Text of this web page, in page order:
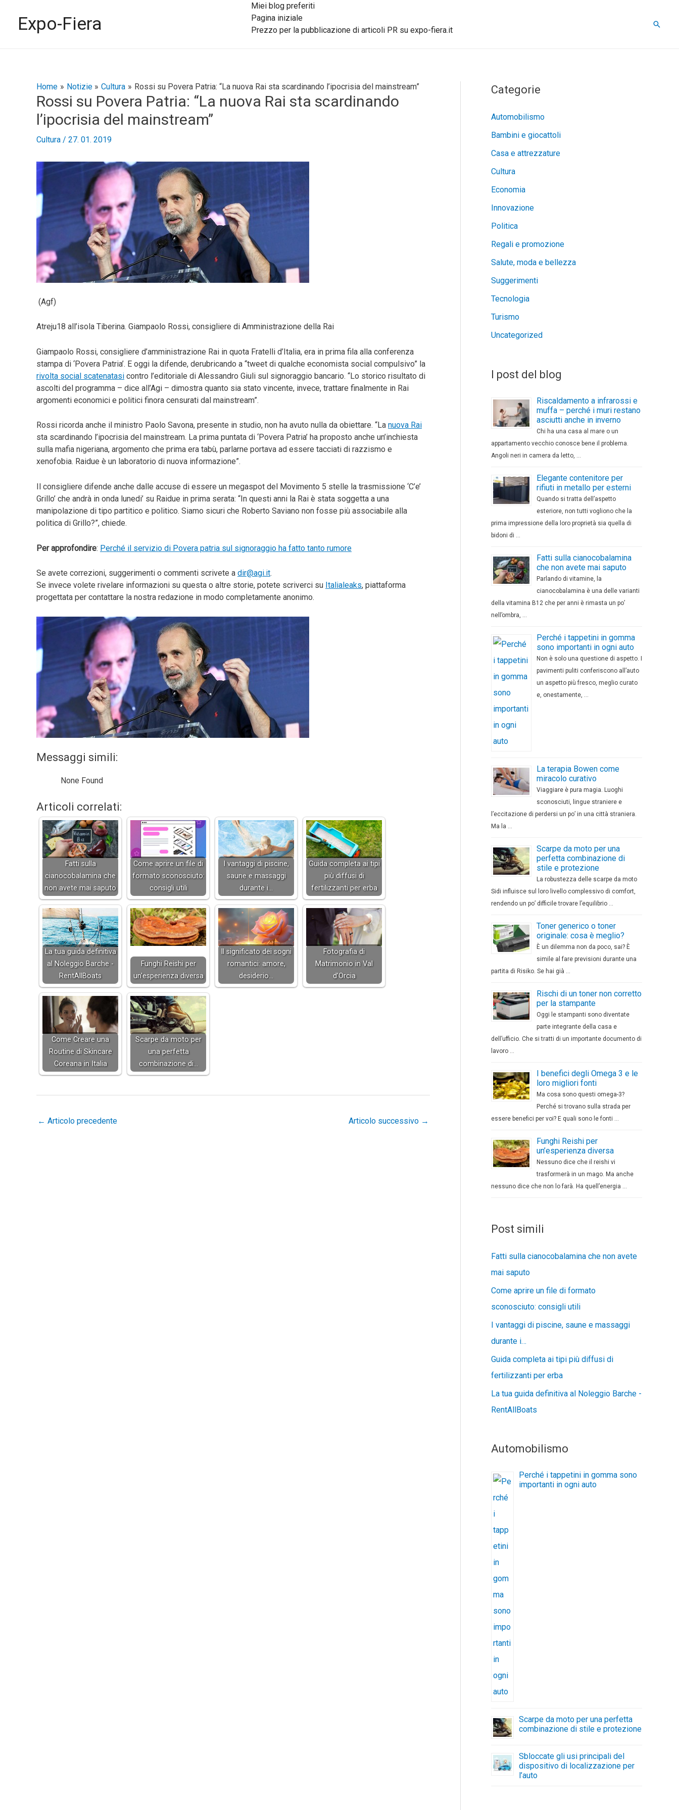
contenutoExpo-Fiera
Miei blog preferiti
Pagina iniziale
Prezzo per la pubblicazione di articoli PR su expo-fiera.it
Cerca
Home Notizie Cultura Rossi su Povera Patria: “La nuova Rai sta scardinando l’ipocrisia del mainstream”
Rossi su Povera Patria: “La nuova Rai sta scardinando
l’ipocrisia del mainstream”
Cultura / 27. 01. 2019
(Agf)
Atreju18 all’isola Tiberina. Giampaolo Rossi, consigliere di Amministrazione della Rai
Giampaolo Rossi, consigliere d’amministrazione Rai in quota Fratelli d’Italia, era in prima fila alla conferenza
stampa di ‘Povera Patria’. E oggi la difende, derubricando a “tweet di qualche economista social compulsivo” la
rivolta social scatenatasi contro l’editoriale di Alessandro Giuli sul signoraggio bancario. “Lo storico risultato di
ascolti del programma – dice all’Agi – dimostra quanto sia stato vincente, invece, trattare finalmente in Rai
argomenti economici e politici finora censurati dal mainstream”.
Rossi ricorda anche il ministro Paolo Savona, presente in studio, non ha avuto nulla da obiettare. “La nuova Rai
sta scardinando l’ipocrisia del mainstream. La prima puntata di ‘Povera Patria’ ha proposto anche un’inchiesta
sulla mafia nigeriana, argomento che prima era tabù, parlarne portava ad essere tacciati di razzismo e
xenofobia. Raidue è un laboratorio di nuova informazione”.
Il consigliere difende anche dalle accuse di essere un megaspot del Movimento 5 stelle la trasmissione ‘C’e’
Grillo’ che andrà in onda lunedi’ su Raidue in prima serata: “In questi anni la Rai è stata soggetta a una
manipolazione di tipo partitico e politico. Siamo sicuri che Roberto Saviano non fosse più associabile alla
politica di Grillo?”, chiede.
Per approfondire: Perché il servizio di Povera patria sul signoraggio ha fatto tanto rumore
Se avete correzioni, suggerimenti o commenti scrivete a dir@agi.it.
Se invece volete rivelare informazioni su questa o altre storie, potete scriverci su Italialeaks, piattaforma
progettata per contattare la nostra redazione in modo completamente anonimo.
Messaggi simili:
None Found
Articoli correlati:
Fatti sulla
cianocobalamina che
non avete mai saputo
Come aprire un file di
formato sconosciuto:
consigli utili
I vantaggi di piscine,
saune e massaggi
durante i…
Guida completa ai tipi
più diffusi di
fertilizzanti per erba
La tua guida definitiva
al Noleggio Barche -
RentAllBoats
Funghi Reishi per
un'esperienza diversa
Il significato dei sogni
romantici: amore,
desiderio…
Fotografia di
Matrimonio in Val
d’Orcia
Come Creare una
Routine di Skincare
Coreana in Italia
Scarpe da moto per
una perfetta
combinazione di…
Navigazione
articoli
← Articolo precedente Articolo successivo →
Categorie
Automobilismo
Bambini e giocattoli
Casa e attrezzature
Cultura
Economia
Innovazione
Politica
Regali e promozione
Salute, moda e bellezza
Suggerimenti
Tecnologia
Turismo
Uncategorized
I post del blog
Riscaldamento a infrarossi e
muffa – perché i muri restano
asciutti anche in inverno
Chi ha una casa al mare o un
appartamento vecchio conosce bene il problema.
Angoli neri in camera da letto, …
Elegante contenitore per
rifiuti in metallo per esterni
Quando si tratta dell’aspetto
esteriore, non tutti vogliono che la
prima impressione della loro proprietà sia quella di
bidoni di …
Fatti sulla cianocobalamina
che non avete mai saputo
Parlando di vitamine, la
cianocobalamina è una delle varianti
della vitamina B12 che per anni è rimasta un po’
nell’ombra, …
Perché i tappetini in gomma
sono importanti in ogni auto
Non è solo una questione di aspetto. I
pavimenti puliti conferiscono all’auto
un aspetto più fresco, meglio curato
e, onestamente, …
La terapia Bowen come
miracolo curativo
Viaggiare è pura magia. Luoghi
sconosciuti, lingue straniere e
l’eccitazione di perdersi un po’ in una città straniera.
Ma la …
Scarpe da moto per una
perfetta combinazione di
stile e protezione
La robustezza delle scarpe da moto
Sidi influisce sul loro livello complessivo di comfort,
rendendo un po’ difficile trovare l’equilibrio …
Toner generico o toner
originale: cosa è meglio?
È un dilemma non da poco, sai? È
simile al fare previsioni durante una
partita di Risiko. Se hai già …
Rischi di un toner non corretto
per la stampante
Oggi le stampanti sono diventate
parte integrante della casa e
dell’ufficio. Che si tratti di un importante documento di
lavoro …
I benefici degli Omega 3 e le
loro migliori fonti
Ma cosa sono questi omega-3?
Perché si trovano sulla strada per
essere benefici per voi? E quali sono le fonti …
Funghi Reishi per
un’esperienza diversa
Nessuno dice che il reishi vi
trasformerà in un mago. Ma anche
nessuno dice che non lo farà. Ha quell’energia …
Post simili
Fatti sulla cianocobalamina che non avete
mai saputo
Come aprire un file di formato
sconosciuto: consigli utili
I vantaggi di piscine, saune e massaggi
durante i…
Guida completa ai tipi più diffusi di
fertilizzanti per erba
La tua guida definitiva al Noleggio Barche -
RentAllBoats
Automobilismo
Perché i tappetini in gomma sono
importanti in ogni auto
Scarpe da moto per una perfetta
combinazione di stile e protezione
Sbloccate gli usi principali del
dispositivo di localizzazione per
l’auto